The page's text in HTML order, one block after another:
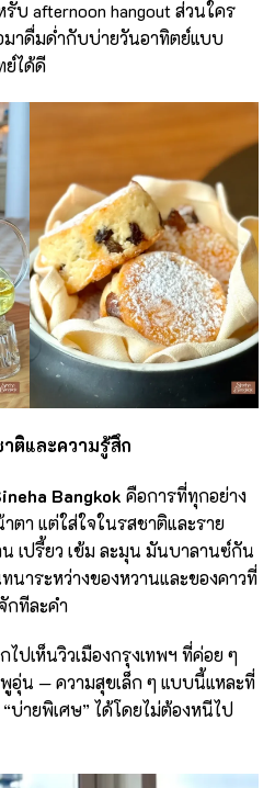
บ afternoon hangout ส่วนใคร
มาดื่มด่ำกับบ่ายวันอาทิตย์แบบ
ย์ได้ดี
ติและความรู้สึก
Bangkok คือการที่ทุกอย่าง
ตา แต่ใส่ใจในรสชาติและราย
น เปรี้ยว เข้ม ละมุน มันบาลานซ์กัน
นาระหว่างของหวานและของคาวที่
กทีละคำ
ปเห็นวิวเมืองกรุงเทพฯ ที่ค่อย ๆ
อุ่น — ความสุขเล็ก ๆ แบบนี้แหละที่
บ่ายพิเศษ” ได้โดยไม่ต้องหนีไป